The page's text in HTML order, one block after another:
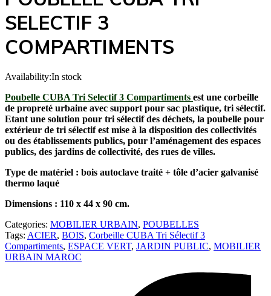
SELECTIF 3
COMPARTIMENTS
Availability:In stock
Poubelle CUBA Tri Selectif 3 Compartiments est une corbeille
de propreté urbaine avec support pour sac plastique, tri sélectif.
Etant une solution pour tri sélectif des déchets, la poubelle pour
extérieur de tri sélectif est mise à la disposition des collectivités
ou des établissements publics, pour l’aménagement des espaces
publics, des jardins de collectivité, des rues de villes.
Type de matériel : bois autoclave traité + tôle d’acier galvanisé
thermo laqué
Dimensions : 110 x 44 x 90 cm.
Categories: MOBILIER URBAIN, POUBELLES
Tags: ACIER, BOIS, Corbeille CUBA Tri Sélectif 3
Compartiments, ESPACE VERT, JARDIN PUBLIC, MOBILIER
URBAIN MAROC